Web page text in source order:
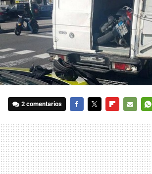
2 comentarios
MAIL